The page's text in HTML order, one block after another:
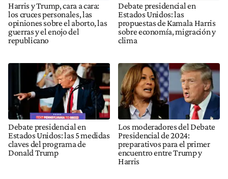
Harris y Trump, cara a cara:
los cruces personales, las
opiniones sobre el aborto, las
guerras y el enojo del
republicano
Debate presidencial en
Estados Unidos: las
propuestas de Kamala Harris
sobre economía, migración y
clima
Debate presidencial en
Estados Unidos: las 5 medidas
claves del programa de
Donald Trump
Los moderadores del Debate
Presidencial de 2024:
preparativos para el primer
encuentro entre Trump y
Harris